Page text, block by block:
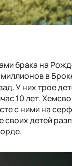
брака на
в
У них трое
10 лет.
с ними на
своих детей